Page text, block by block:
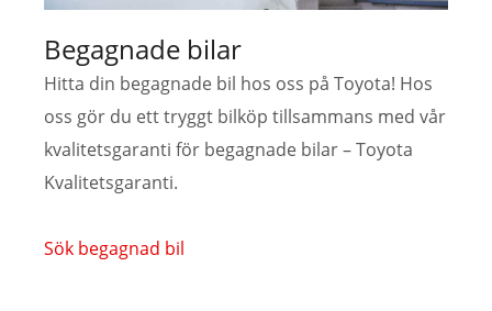
Begagnade bilar
Hitta din begagnade bil hos oss på Toyota! Hos
oss gör du ett tryggt bilköp tillsammans med vår
kvalitetsgaranti för begagnade bilar – Toyota
Kvalitetsgaranti.
Sök begagnad bil